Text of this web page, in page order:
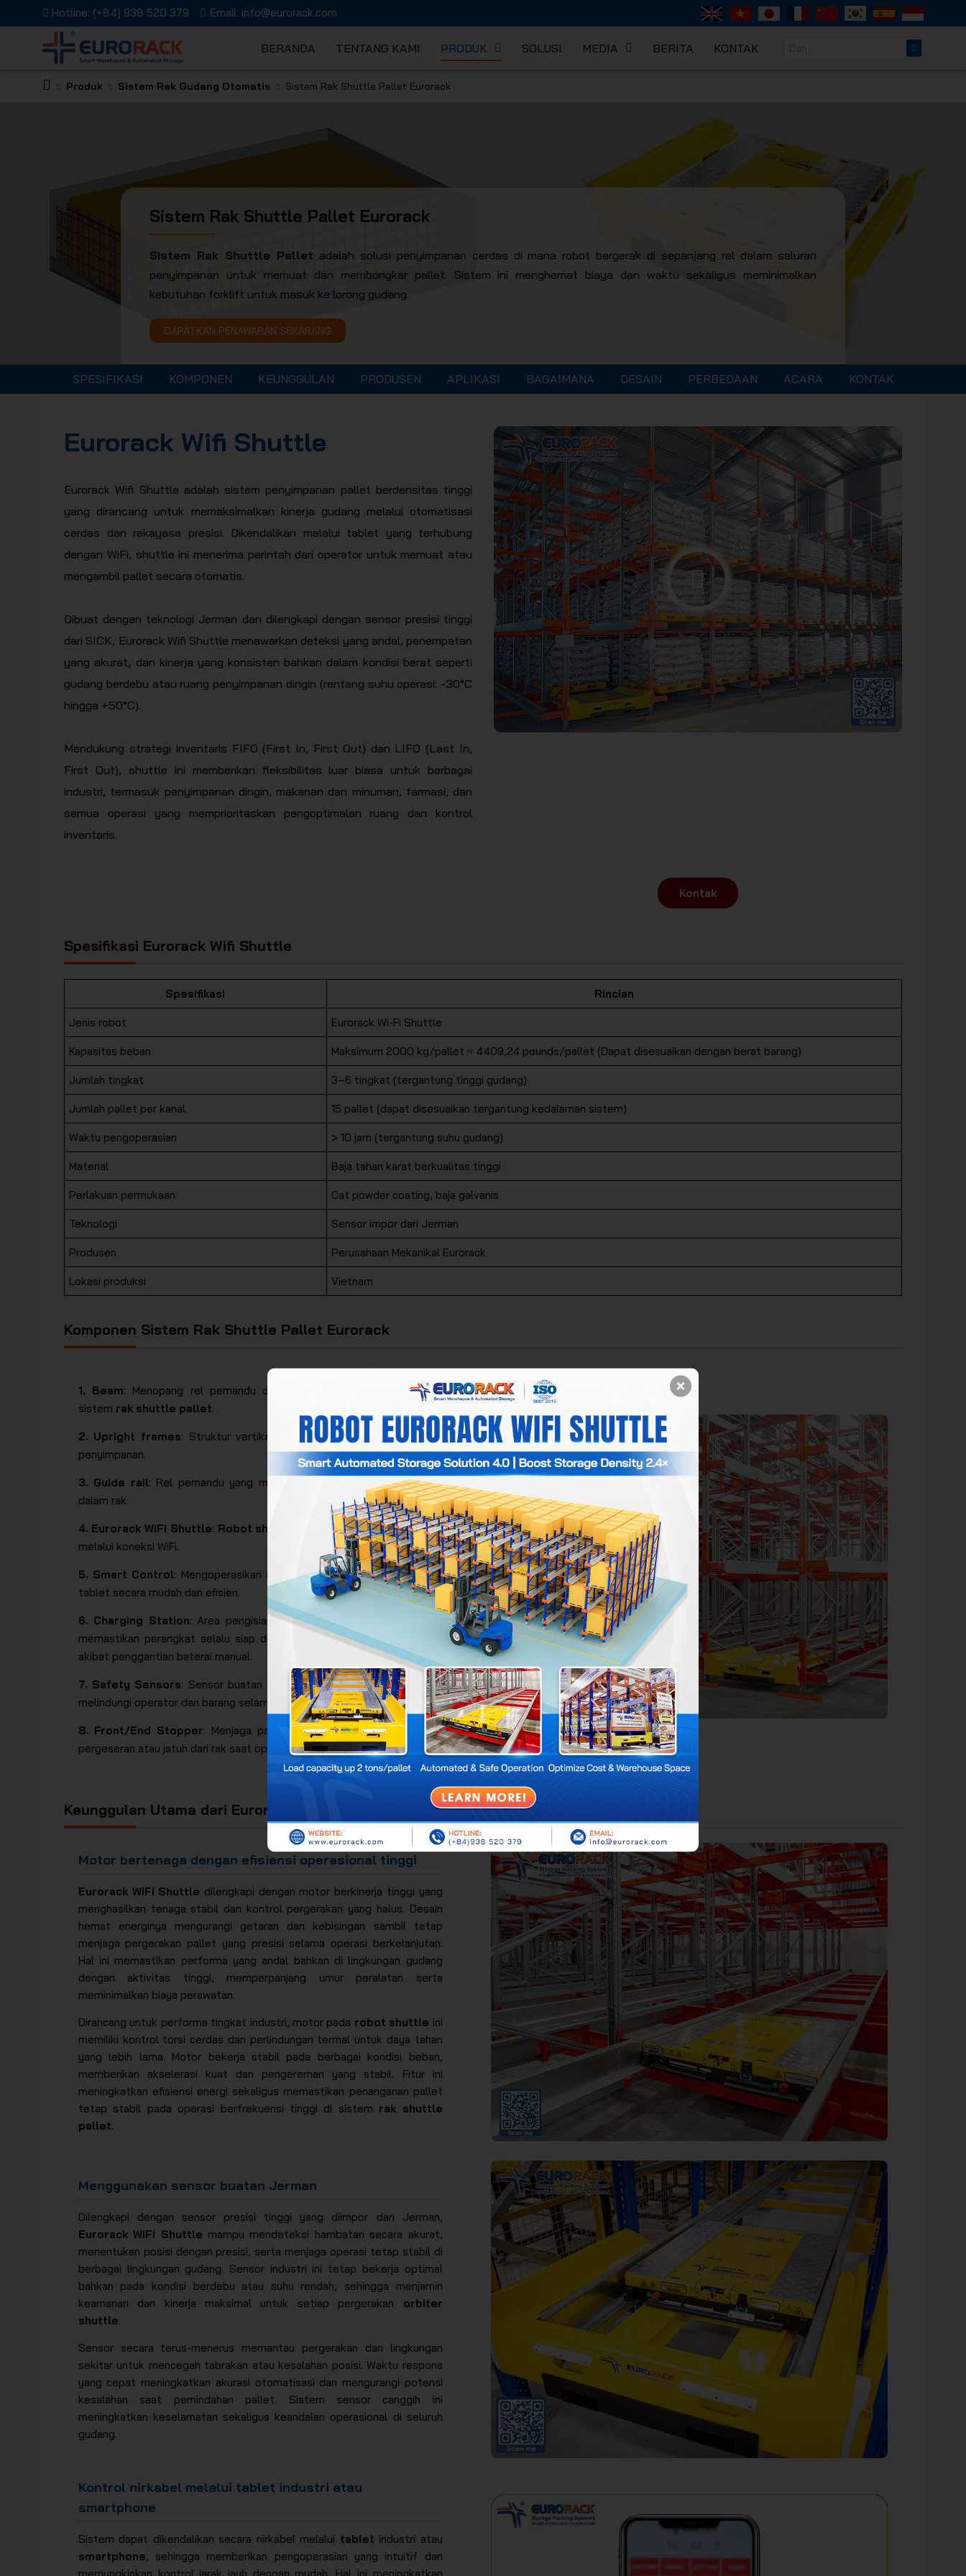
Hotline: (+84) 938 520 379 Email: info@eurorack.com
BERANDA TENTANG KAMI PRODUK SOLUSI MEDIA BERITA KONTAK
EURORACK MEKANIK JSC
Produk Sistem Rak Gudang Otomatis Sistem Rak Shuttle Pallet Eurorack
Sistem Rak Shuttle Pallet Eurorack
Sistem Rak Shuttle Pallet adalah solusi penyimpanan cerdas di mana robot bergerak di sepanjang rel dalam saluran
penyimpanan untuk memuat dan membongkar pallet. Sistem ini menghemat biaya dan waktu sekaligus meminimalkan
kebutuhan forklift untuk masuk ke lorong gudang.
DAPATKAN PENAWARAN SEKARANG
SPESIFIKASI KOMPONEN KEUNGGULAN PRODUSEN APLIKASI BAGAIMANA DESAIN PERBEDAAN ACARA KONTAK
Eurorack Wifi Shuttle
Eurorack Wifi Shuttle adalah sistem penyimpanan pallet berdensitas tinggi
yang dirancang untuk memaksimalkan kinerja gudang melalui otomatisasi
cerdas dan rekayasa presisi. Dikendalikan melalui tablet yang terhubung
dengan WiFi, shuttle ini menerima perintah dari operator untuk memuat atau
mengambil pallet secara otomatis.
Dibuat dengan teknologi Jerman dan dilengkapi dengan sensor presisi tinggi
dari SICK, Eurorack Wifi Shuttle menawarkan deteksi yang andal, penempatan
yang akurat, dan kinerja yang konsisten bahkan dalam kondisi berat seperti
gudang berdebu atau ruang penyimpanan dingin (rentang suhu operasi: -30°C
hingga +50°C).
Mendukung strategi inventaris FIFO (First In, First Out) dan LIFO (Last In,
First Out), shuttle ini memberikan fleksibilitas luar biasa untuk berbagai
industri, termasuk penyimpanan dingin, makanan dan minuman, farmasi, dan
semua operasi yang memprioritaskan pengoptimalan ruang dan kontrol
inventaris.
Kontak
Spesifikasi Eurorack Wifi Shuttle
Spesifikasi Rincian
Jenis robot Eurorack Wi-Fi Shuttle
Kapasitas beban Maksimum 2000 kg/pallet ≈ 4409,24 pounds/pallet (Dapat disesuaikan dengan berat barang)
Jumlah tingkat 3–6 tingkat (tergantung tinggi gudang)
Jumlah pallet per kanal 15 pallet (dapat disesuaikan tergantung kedalaman sistem)
Waktu pengoperasian > 10 jam (tergantung suhu gudang)
Material Baja tahan karat berkualitas tinggi
Perlakuan permukaan Cat powder coating, baja galvanis
Teknologi Sensor impor dari Jerman
Produsen Perusahaan Mekanikal Eurorack
Lokasi produksi Vietnam
Komponen Sistem Rak Shuttle Pallet Eurorack
1. Beam: Menopang rel pemandu dan menghubungkan rangka vertikal pada
sistem rak shuttle pallet.
2. Upright frames: Struktur vertikal utama yang menopang keseluruhan rak
penyimpanan.
3. Guide rail: Rel pemandu yang mengarahkan pergerakanrobot shuttle
dalam rak.
4. Eurorack WiFi Shuttle: Robot shuttle
pengangkut pallet yang dikendalikan
melalui koneksi WiFi.
5. Smart Control: Mengoperasikan Orbiter shuttlemelalui smartphone atau
tablet secara mudah dan efisien.
6. Charging Station: Area pengisian baterai otomatis untuk robot shuttle,
memastikan perangkat selalu siap digunakan serta meminimalkan waktu henti
akibat penggantian baterai manual.
7. Safety Sensors: Sensor buatan Jerman yang mendeteksi hambatan untuk
melindungi operator dan barang selama proses pergerakan.
8. Front/End Stopper: Menjaga pallet tetap pada posisinya dan mencegah
pergeseran atau jatuh dari rak saat operasi berkecepatan tinggi.
Keunggulan Utama dari Eurorack Wifi Shuttle
Motor bertenaga dengan efisiensi operasional tinggi
Eurorack WiFi Shuttle dilengkapi dengan motor berkinerja tinggi yang
menghasilkan tenaga stabil dan kontrol pergerakan yang halus. Desain
hemat energinya mengurangi getaran dan kebisingan sambil tetap
menjaga pergerakan pallet yang presisi selama operasi berkelanjutan.
Hal ini memastikan performa yang andal bahkan di lingkungan gudang
dengan aktivitas tinggi, memperpanjang umur peralatan serta
meminimalkan biaya perawatan.
Dirancang untuk performa tingkat industri, motor pada robot shuttle ini
memiliki kontrol torsi cerdas dan perlindungan termal untuk daya tahan
yang lebih lama. Motor bekerja stabil pada berbagai kondisi beban,
memberikan akselerasi kuat dan pengereman yang stabil. Fitur ini
meningkatkan efisiensi energi sekaligus memastikan penanganan pallet
tetap stabil pada operasi berfrekuensi tinggi di sistem rak shuttle
pallet.
Menggunakan sensor buatan Jerman
Dilengkapi dengan sensor presisi tinggi yang diimpor dari Jerman,
Eurorack WiFi Shuttle mampu mendeteksi hambatan secara akurat,
menentukan posisi dengan presisi, serta menjaga operasi tetap stabil di
berbagai lingkungan gudang. Sensor industri ini tetap bekerja optimal
bahkan pada kondisi berdebu atau suhu rendah, sehingga menjamin
keamanan dan kinerja maksimal untuk setiap pergerakan orbiter
shuttle.
Sensor secara terus-menerus memantau pergerakan dan lingkungan
sekitar untuk mencegah tabrakan atau kesalahan posisi. Waktu respons
yang cepat meningkatkan akurasi otomatisasi dan mengurangi potensi
kesalahan saat pemindahan pallet. Sistem sensor canggih ini
meningkatkan keselamatan sekaligus keandalan operasional di seluruh
gudang.
Kontrol nirkabel melalui tablet industri atau
smartphone
Sistem dapat dikendalikan secara nirkabel melalui tablet industri atau
smartphone, sehingga memberikan pengoperasian yang intuitif dan